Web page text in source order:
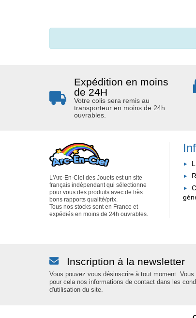
Expédition en moins
de 24H
Votre colis sera remis au
transporteur en moins de 24h
ouvrables.
L'Arc-En-Ciel des Jouets est un site
français indépendant qui sélectionne
pour vous des produits avec de très
bons rapports qualité/prix.
Tous nos stocks sont en France et
expédiés en moins de 24h ouvrables.
Inscription à la newsletter
Vous pouvez vous désinscrire à tout moment. Vous
pour cela nos informations de contact dans les
d'utilisation du site.